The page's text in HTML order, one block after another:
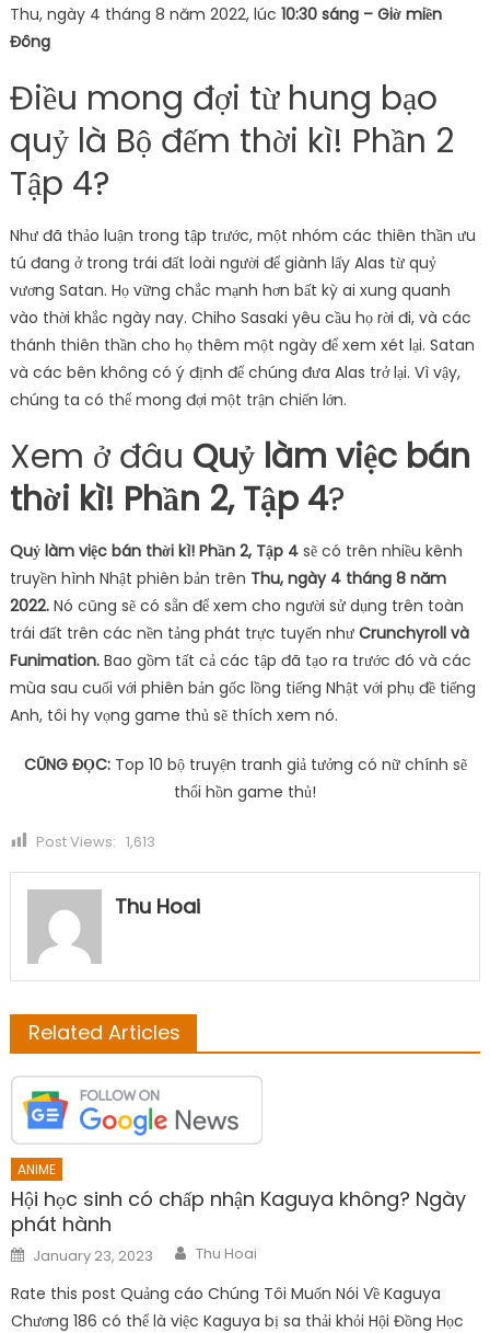
Thu, ngày 4 tháng 8 năm 2022, lúc 10:30 sáng – Giờ miền
Đông
Điều mong đợi từ hung bạo
quỷ là Bộ đếm thời kì! Phần 2
Tập 4?
Như đã thảo luận trong tập trước, một nhóm các thiên thần ưu
tú đang ở trong trái đất loài người để giành lấy Alas từ quỷ
vương Satan. Họ vững chắc mạnh hơn bất kỳ ai xung quanh
vào thời khắc ngày nay. Chiho Sasaki yêu cầu họ rời đi, và các
thánh thiên thần cho họ thêm một ngày để xem xét lại. Satan
và các bên không có ý định để chúng đưa Alas trở lại. Vì vậy,
chúng ta có thể mong đợi một trận chiến lớn.
Xem ở đâu Quỷ làm việc bán
thời kì! Phần 2, Tập 4?
Quỷ làm việc bán thời kì! Phần 2, Tập 4sẽ có trên nhiều kênh
truyền hình Nhật phiên bản trên Thu, ngày 4 tháng 8 năm
2022. Nó cũng sẽ có sẵn để xem cho người sử dụng trên toàn
trái đất trên các nền tảng phát trực tuyến như Crunchyroll và
Funimation. Bao gồm tất cả các tập đã tạo ra trước đó và các
mùa sau cuối với phiên bản gốc lồng tiếng Nhật với phụ đề tiếng
Anh, tôi hy vọng game thủ sẽ thích xem nó.
CŨNG ĐỌC: Top 10 bộ truyện tranh giả tưởng có nữ chính sẽ
thổi hồn game thủ!
Post Views: 1,613
Thu Hoai
Related Articles
ANIME
Hội học sinh có chấp nhận Kaguya không? Ngày
phát hành
Posted
on
January 23, 2023 Author
Thu Hoai
Rate this post Quảng cáo Chúng Tôi Muốn Nói Về Kaguya
Chương 186 có thể là việc Kaguya bị sa thải khỏi Hội Đồng Học